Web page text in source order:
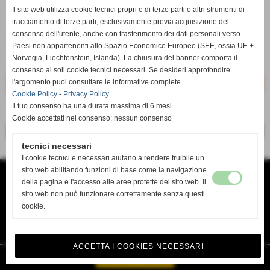
q.tà
remove_circle add_circle
KR-A20
Disponibile
TANDA SERVICE di TANDA MAURO
VIA DEL RISORGIMENTO 138 B
O9134 CAGLIARI CA
TEL. 070 4618636
Realizzazione siti web www.sitoper.it
Il sito web utilizza cookie tecnici propri e di terze parti o altri strumenti di
tracciamento di terze parti, esclusivamente previa acquisizione del
consenso dell'utente, anche con trasferimento dei dati personali verso
Paesi non appartenenti allo Spazio Economico Europeo (SEE, ossia UE +
Norvegia, Liechtenstein, Islanda). La chiusura del banner comporta il
consenso ai soli cookie tecnici necessari. Se desideri approfondire
l'argomento puoi consultare le informative complete.
Cookie Policy - Privacy Policy
Il tuo consenso ha una durata massima di 6 mesi.
Cookie accettati nel consenso: nessun consenso
tecnici necessari
I cookie tecnici e necessari aiutano a rendere fruibile un
sito web abilitando funzioni di base come la navigazione
della pagina e l'accesso alle aree protette del sito web. Il
sito web non può funzionare correttamente senza questi
cookie.
ACCETTA I COOKIES NECESSARI
GESTISCI IL TUO SITO